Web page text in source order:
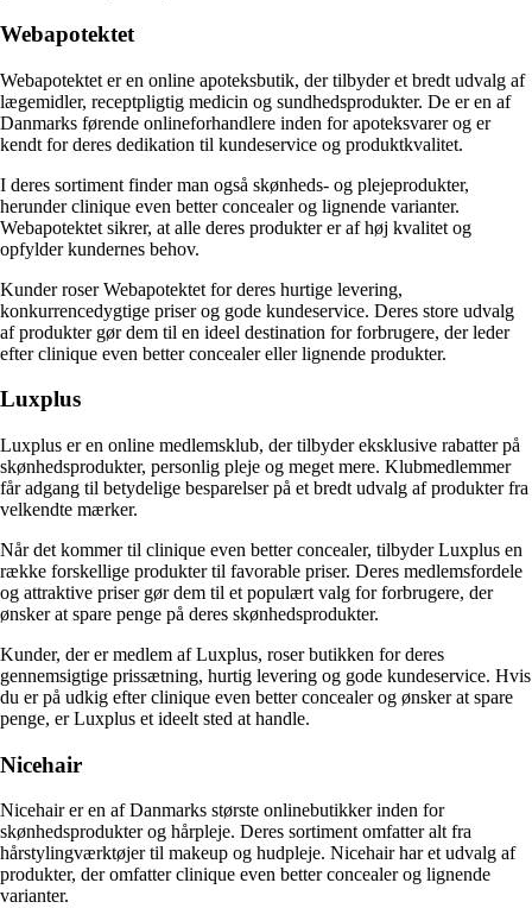
Webapotektet
Webapotektet er en online apoteksbutik, der tilbyder et bredt udvalg af
lægemidler, receptpligtig medicin og sundhedsprodukter. De er en af
Danmarks førende onlineforhandlere inden for apoteksvarer og er
kendt for deres dedikation til kundeservice og produktkvalitet.
I deres sortiment finder man også skønheds- og plejeprodukter,
herunder clinique even better concealer og lignende varianter.
Webapotektet sikrer, at alle deres produkter er af høj kvalitet og
opfylder kundernes behov.
Kunder roser Webapotektet for deres hurtige levering,
konkurrencedygtige priser og gode kundeservice. Deres store udvalg
af produkter gør dem til en ideel destination for forbrugere, der leder
efter clinique even better concealer eller lignende produkter.
Luxplus
Luxplus er en online medlemsklub, der tilbyder eksklusive rabatter på
skønhedsprodukter, personlig pleje og meget mere. Klubmedlemmer
får adgang til betydelige besparelser på et bredt udvalg af produkter fra
velkendte mærker.
Når det kommer til clinique even better concealer, tilbyder Luxplus en
række forskellige produkter til favorable priser. Deres medlemsfordele
og attraktive priser gør dem til et populært valg for forbrugere, der
ønsker at spare penge på deres skønhedsprodukter.
Kunder, der er medlem af Luxplus, roser butikken for deres
gennemsigtige prissætning, hurtig levering og gode kundeservice. Hvis
du er på udkig efter clinique even better concealer og ønsker at spare
penge, er Luxplus et ideelt sted at handle.
Nicehair
Nicehair er en af Danmarks største onlinebutikker inden for
skønhedsprodukter og hårpleje. Deres sortiment omfatter alt fra
hårstylingværktøjer til makeup og hudpleje. Nicehair har et udvalg af
produkter, der omfatter clinique even better concealer og lignende
varianter.